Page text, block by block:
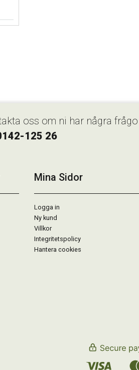
oss om ni har några
125 26
Mina Sidor
Logga in
Ny kund
Villkor
Integritetspolicy
Hantera cookies